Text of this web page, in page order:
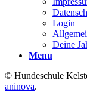
Login
Deine
Menu
© Hundeschule
aninova.